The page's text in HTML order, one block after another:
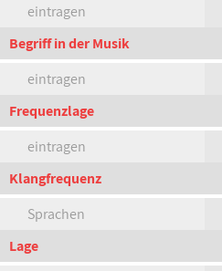
eintragen
Begriff in der Musik
eintragen
Frequenzlage
eintragen
Klangfrequenz
Sprachen
Lage